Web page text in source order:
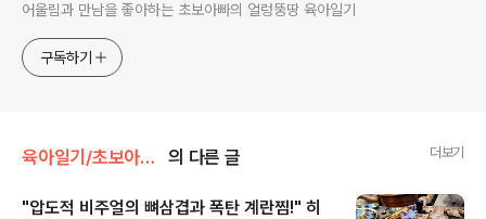
어울림과 만남을 좋아하는 초보아빠의 얼렁뚱땅 육아일기
구독하기
육아일기/초보아빠 : 맛집 의 다른 글 더보기
"압도적 비주얼의 뼈삼겹과 폭탄 계란찜!" 히